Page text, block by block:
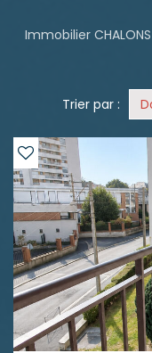
Immobilier CHALONS
Trier par :